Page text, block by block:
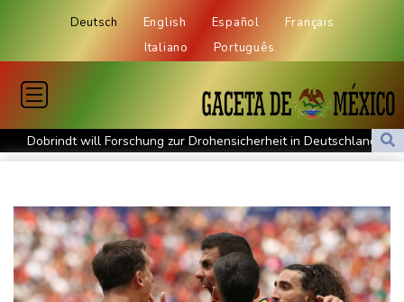
Deutsch English Español
Français
Italiano
Português
Dobrindt will Forschung zur Drohensicherheit in Deutschland
ausbauen
Amtsantritt von Kolumbiens Staatschef De la Espriella von
Gewalt überschattet
Basketball-WM: Geiselsöder macht gesamte Vorbereitung mit
Taifun "Dolphin": Flugausfälle, Evakuierung und höchste